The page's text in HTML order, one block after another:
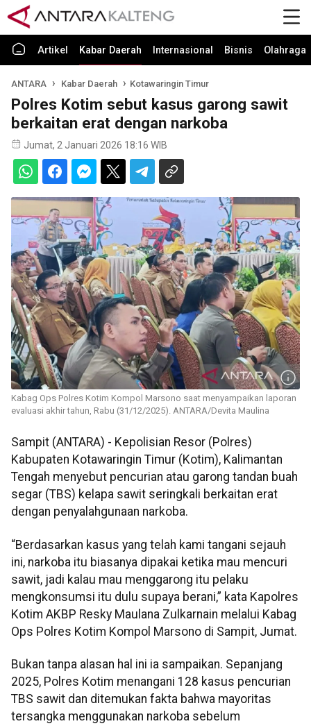
Artikel Kabar Daerah Internasional Bisnis Olahraga
ANTARA Kabar Daerah Kotawaringin Timur
Polres Kotim sebut kasus garong sawit
berkaitan erat dengan narkoba
Jumat, 2 Januari 2026 18:16 WIB
Kabag Ops Polres Kotim Kompol Marsono saat menyampaikan laporan
evaluasi akhir tahun, Rabu (31/12/2025). ANTARA/Devita Maulina
Sampit (ANTARA) - Kepolisian Resor (Polres)
Kabupaten Kotawaringin Timur (Kotim), Kalimantan
Tengah menyebut pencurian atau garong tandan buah
segar (TBS) kelapa sawit seringkali berkaitan erat
dengan penyalahgunaan narkoba.
“Berdasarkan kasus yang telah kami tangani sejauh
ini, narkoba itu biasanya dipakai ketika mau mencuri
sawit, jadi kalau mau menggarong itu pelaku
mengkonsumsi itu dulu supaya berani,” kata Kapolres
Kotim AKBP Resky Maulana Zulkarnain melalui Kabag
Ops Polres Kotim Kompol Marsono di Sampit, Jumat.
Bukan tanpa alasan hal ini ia sampaikan. Sepanjang
2025, Polres Kotim menangani 128 kasus pencurian
TBS sawit dan ditemukan fakta bahwa mayoritas
tersangka menggunakan narkoba sebelum